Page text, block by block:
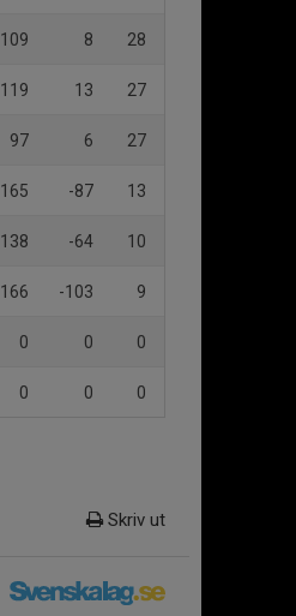
109 8 28
119 13 27
97 6 27
165 -87 13
138 -64 10
166 -103 9
0 0 0
0 0 0
Skriv ut